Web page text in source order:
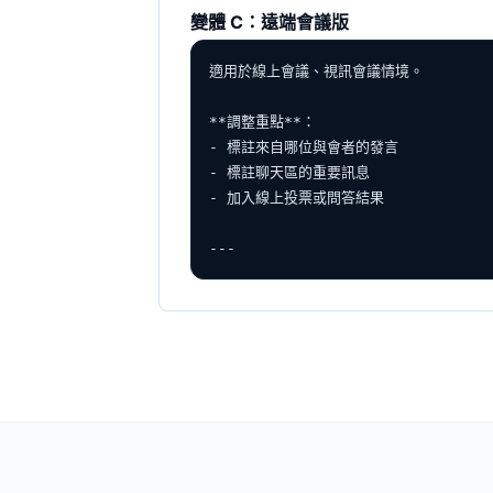
變體 C：遠端會議版
適用於線上會議、視訊會議情境。
**調整重點**：
- 標註來自哪位與會者的發言
- 標註聊天區的重要訊息
- 加入線上投票或問答結果
---